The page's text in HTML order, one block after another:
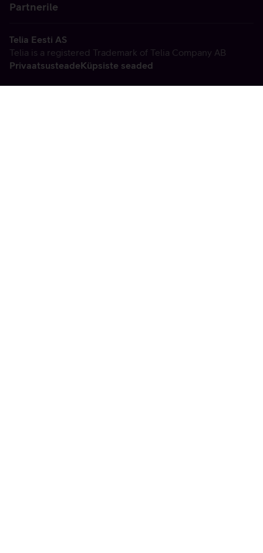
Partnerile
Telia Eesti AS
Telia is a registered Trademark of Telia Company AB
PrivaatsusteadeKüpsiste seaded